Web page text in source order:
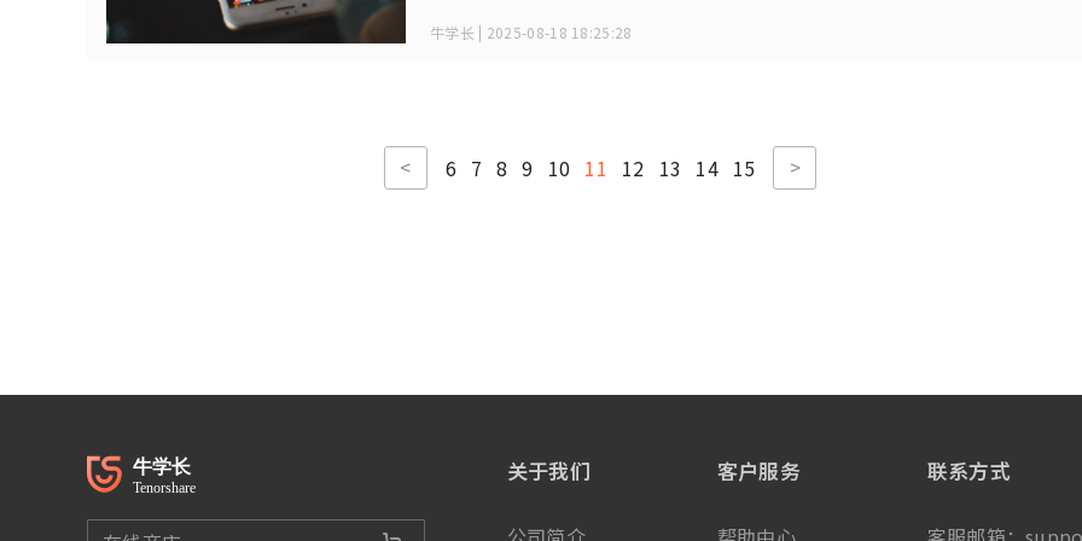
牛学长 | 2025-08-18 18:25:28
< 6 7 8 9 10 11 12 13 14 15 >
关于我们 客户服务 联系方式